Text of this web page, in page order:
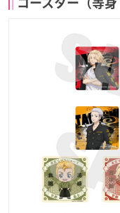
コースター（等